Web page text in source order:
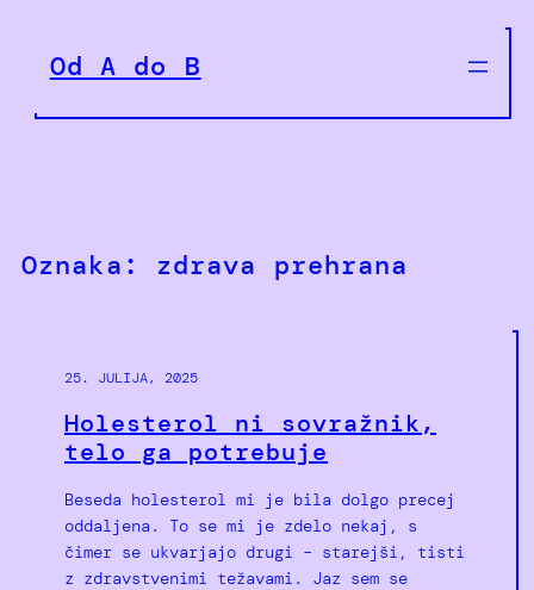
vsebinoOd A do B
Oznaka: zdrava prehrana
25. JULIJA, 2025
Holesterol ni sovražnik,
telo ga potrebuje
Beseda holesterol mi je bila dolgo precej
oddaljena. To se mi je zdelo nekaj, s
čimer se ukvarjajo drugi – starejši, tisti
z zdravstvenimi težavami. Jaz sem se